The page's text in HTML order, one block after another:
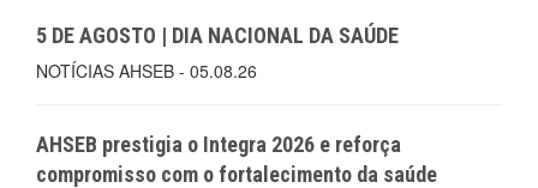
5 DE AGOSTO | DIA NACIONAL DA SAÚDE
NOTÍCIAS AHSEB - 05.08.26
AHSEB prestigia o Integra 2026 e reforça
compromisso com o fortalecimento da saúde